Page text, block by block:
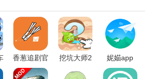
有3种战斗风格（如蝎子的“地狱火”“忍
合与策略。
技巧】
击起手接重攻击的节奏，避免被对手
香葱追剧官
方最新版
挖坑大师2 妮媌app